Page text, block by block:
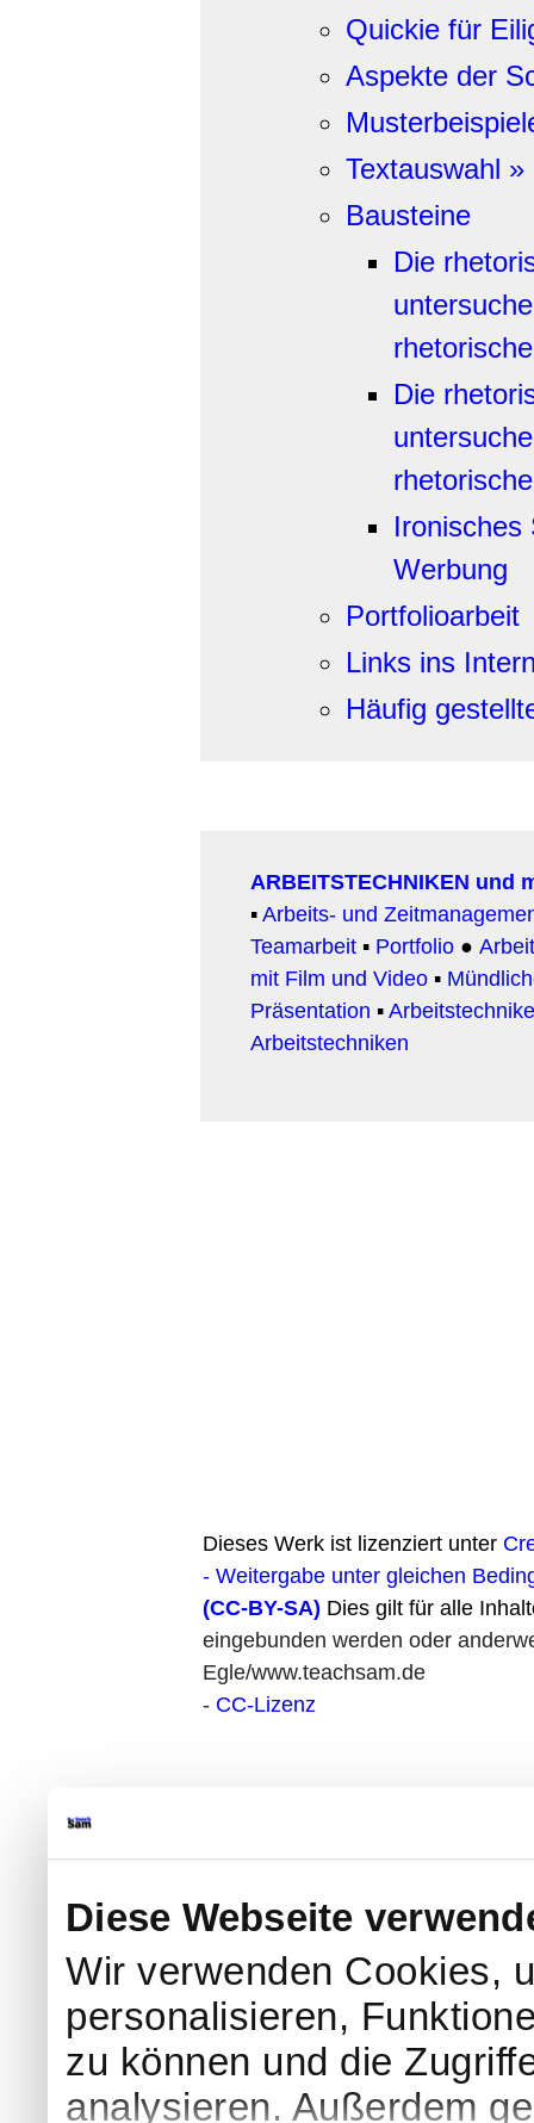
Diese Webseite
Wir verwenden Cookies,
personalisieren,
zu können und die
analysieren. Außerdem
Quickie für
Aspekte der
Textauswahl »
Bausteine
Die
Die
Ironisches
Werbung
Portfolioarbeit
Links ins
Häufig
ARBEITSTECHNIKEN und
▪Arbeits- und
Teamarbeit ▪ Portfolio ●
mit Film und Video ▪
Präsentation ▪
Arbeitstechniken
Dieses Werk ist lizenziert unter
- Weitergabe unter gleichen
(CC-BY-SA) Dies gilt für alle
eingebunden werden oder
Egle/www.teachsam.de
- CC-Lizenz